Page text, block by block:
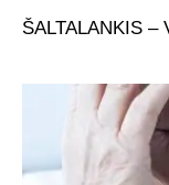
ŠALTALANKIS –